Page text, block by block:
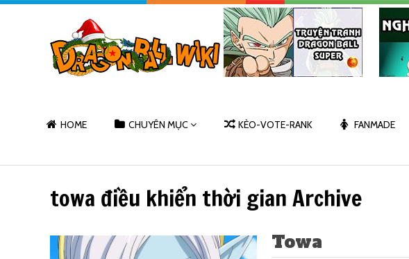
HOME CHUYÊN MỤC KÈO-VOTE-RANK FANMADE
towa điều khiển thời gian Archive
Towa